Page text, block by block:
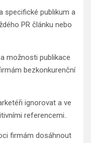
specifické publikum a
PR článku nebo
možnosti publikace
bezkonkurenční
ignorovat a ve
referencemi..
firmám dosáhnout